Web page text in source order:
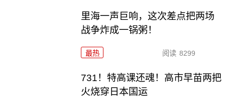
里海一声巨响，这次差点把两场
战争炸成一锅粥！
最热 阅读 8299
731！特高课还魂！高市早苗两把
火烧穿日本国运